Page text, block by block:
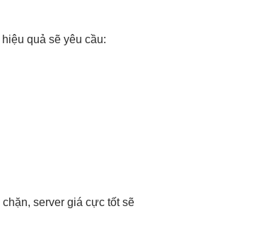
hiệu quả sẽ yêu cầu:
chặn, servergiá cực tốtsẽ